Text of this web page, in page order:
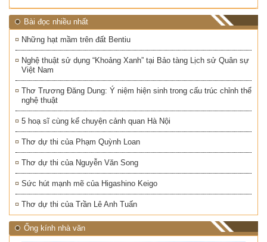
Bài đọc nhiều nhất
Những hạt mầm trên đất Bentiu
Nghệ thuật sử dụng “Khoảng Xanh” tại Bảo tàng Lịch sử Quân sự
Việt Nam
Thơ Trương Đăng Dung: Ý niệm hiện sinh trong cấu trúc chỉnh thể
nghệ thuật
5 hoạ sĩ cùng kể chuyện cảnh quan Hà Nội
Thơ dự thi của Phạm Quỳnh Loan
Thơ dự thi của Nguyễn Văn Song
Sức hút mạnh mẽ của Higashino Keigo
Thơ dự thi của Trần Lê Anh Tuấn
Ống kính nhà văn